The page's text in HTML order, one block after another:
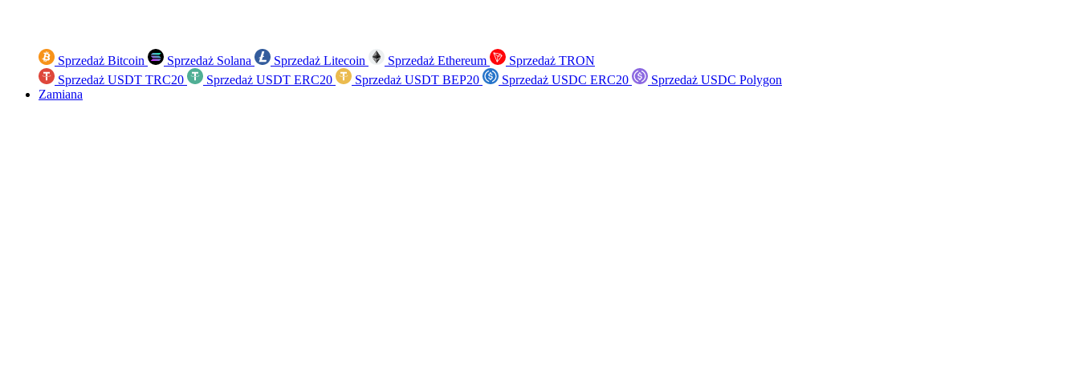
Sprzedaż Bitcoin Sprzedaż Solana Sprzedaż Litecoin Sprzedaż Ethereum
Sprzedaż TRON
Sprzedaż USDT TRC20
Sprzedaż USDT ERC20 Sprzedaż USDT BEP20 Sprzedaż USDC ERC20
Sprzedaż USDC Polygon
Zamiana